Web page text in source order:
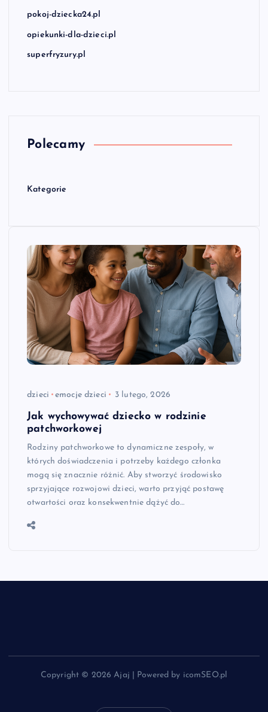
pokoj-dziecka24.pl
opiekunki-dla-dzieci.pl
superfryzury.pl
Polecamy
Kategorie
dzieci emocje dzieci 3 lutego, 2026
Jak wychowywać dziecko w rodzinie
patchworkowej
Rodziny patchworkowe to dynamiczne zespoły, w
których doświadczenia i potrzeby każdego członka
mogą się znacznie różnić. Aby stworzyć środowisko
sprzyjające rozwojowi dzieci, warto przyjąć postawę
otwartości oraz konsekwentnie dążyć do…
Copyright © 2026 Ajaj | Powered by icomSEO.pl